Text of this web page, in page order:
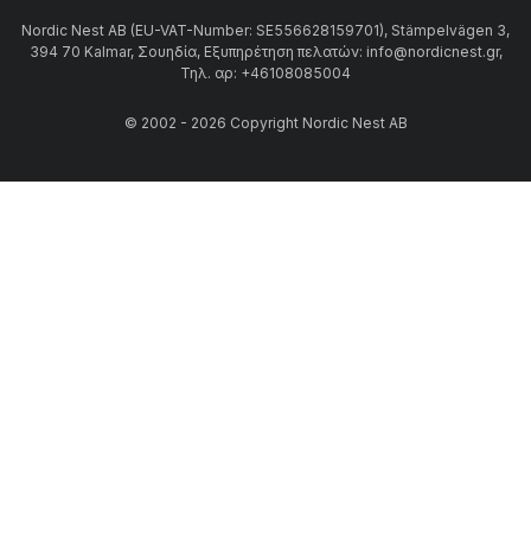
Nordic Nest AB (EU-VAT-Number: SE556628159701), Stämpelvägen 3,
394 70 Kalmar, Σουηδία, Εξυπηρέτηση πελατών: info@nordicnest.gr,
Τηλ. αρ: +46108085004
© 2002 - 2026 Copyright Nordic Nest AB